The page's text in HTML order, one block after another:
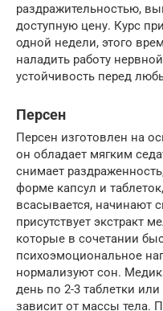
раздражительностью,
доступную цену. Курс
одной недели, этого
наладить работу
устойчивость перед
Персен
Персен изготовлен на
он обладает мягким
снимает
форме капсул и
всасывается, начинают
присутствует экстракт
которые в сочетании
психоэмоциональное
нормализуют сон.
день по 2-3 таблетки
зависит от массы тела.